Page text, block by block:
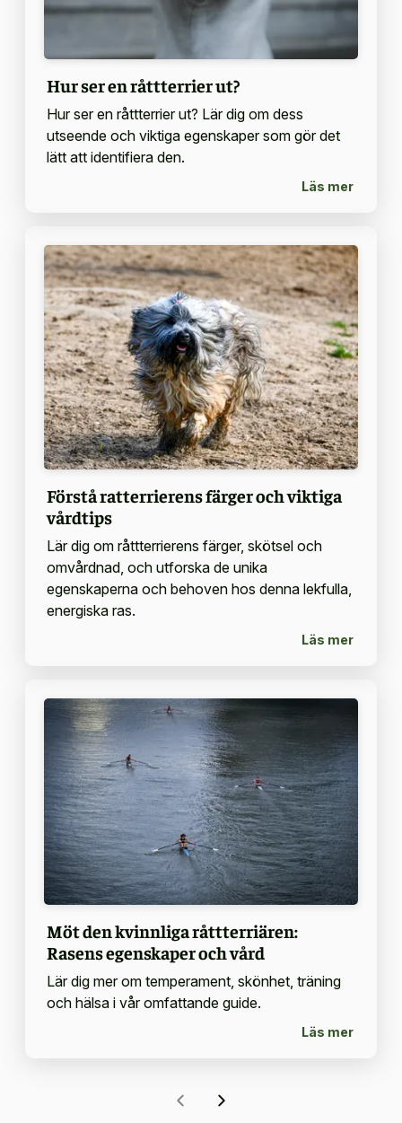
Hur ser en råttterrier ut?
Hur ser en råttterrier ut? Lär dig om dess
utseende och viktiga egenskaper som gör det
lätt att identifiera den.
Läs mer
Förstå ratterrierens färger och viktiga
vårdtips
Lär dig om råttterrierens färger, skötsel och
omvårdnad, och utforska de unika
egenskaperna och behoven hos denna lekfulla,
energiska ras.
Läs mer
Möt den kvinnliga råttterriären:
Rasens egenskaper och vård
Lär dig mer om temperament, skönhet, träning
och hälsa i vår omfattande guide.
Läs mer